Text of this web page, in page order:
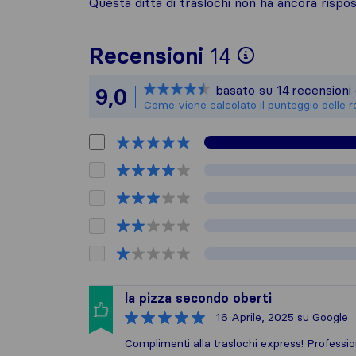
Recensioni 14
Per avere
Tutte le
9,0 basato su 14 recensioni
Come viene calcolato il punteggio delle
la pizza secondo oberti
16 Aprile, 2025 su Google
Complimenti alla traslochi express!